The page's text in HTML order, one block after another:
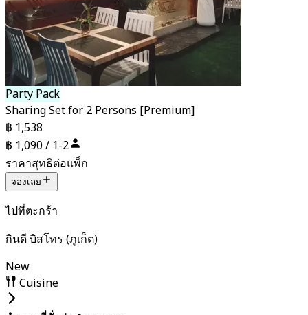
Party Pack
Sharing Set for 2 Persons [Premium]
฿ 1,538
฿ 1,090 / 1-2
ราคาสุทธิต่อแพ็ก
จองเลย
ไปที่ตะกร้า
กินดี บิสโทร (ภูเก็ต)
New
Cuisine